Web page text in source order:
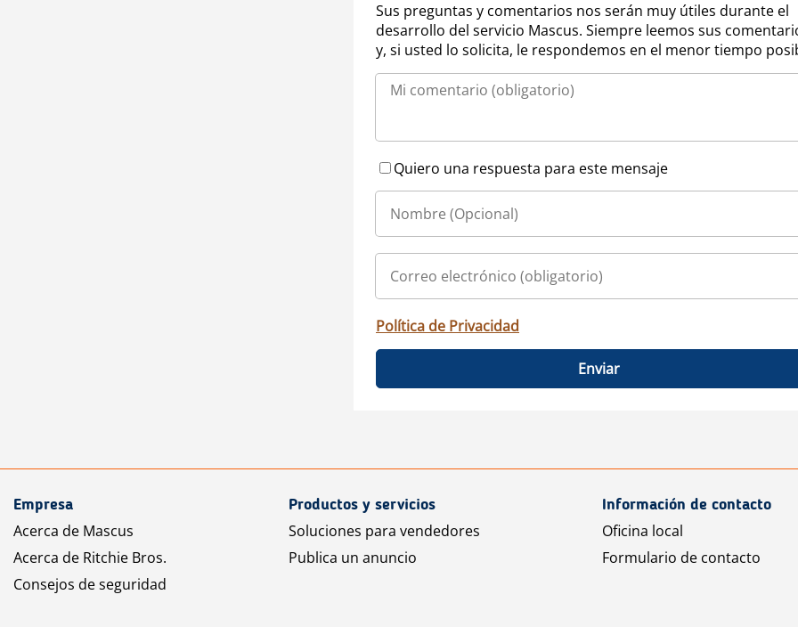
Sus preguntas y comentarios nos serán muy útiles durante el
desarrollo del servicio Mascus. Siempre leemos sus
y, si usted lo solicita, le respondemos en el menor tiempo
Quiero una respuesta para este mensaje
Política de Privacidad
Enviar
Empresa
Acerca de Mascus
Acerca de Ritchie Bros.
Consejos de seguridad
Productos y servicios
Soluciones para vendedores
Publica un anuncio
Información de contacto
Oficina local
Formulario de contacto